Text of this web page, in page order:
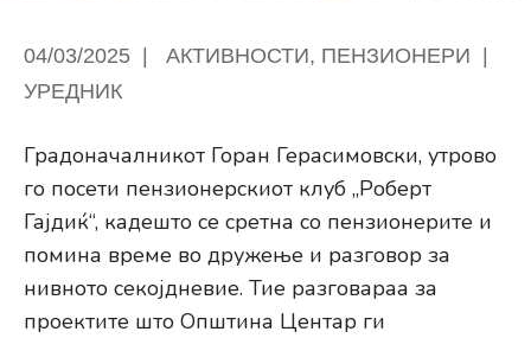
04/03/2025 АКТИВНОСТИ, ПЕНЗИОНЕРИ
УРЕДНИК
Градоначалникот Горан Герасимовски, утрово
го посети пензионерскиот клуб „Роберт
Гајдиќ“, кадешто се сретна со пензионерите и
помина време во дружење и разговор за
нивното секојдневие. Тие разговараа за
проектите што Општина Центар ги